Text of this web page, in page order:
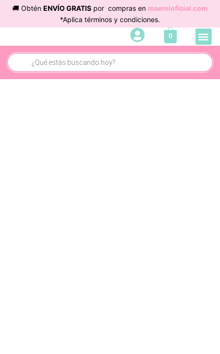
contenido
🚚 Obtén ENVÍO GRATIS por compras en maemioficial.com
*Aplica términos y condiciones.
0
Búsqueda
de
productos